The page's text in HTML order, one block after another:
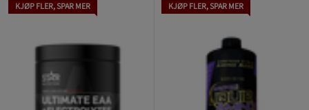
KJØP FLER, SPAR MER KJØP FLER, SPAR MER